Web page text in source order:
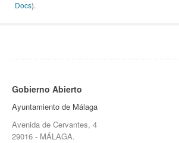
Docs).
Gobierno Abierto
Ayuntamiento de Málaga
Avenida de Cervantes, 4
29016 - MÁLAGA.